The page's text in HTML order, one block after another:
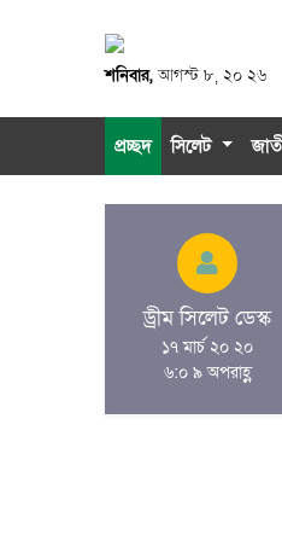
শনিবার,আগস্ট ৮, ২০ ২৬
প্রচ্ছদ সিলেট
ড্রীম সিলেট ডেস্ক
১৭ মার্চ ২০ ২০
৬:০ ৯ অপরাহ্ণ